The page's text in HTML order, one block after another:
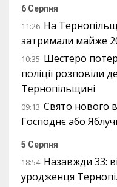
6 Серпня
11:26 На
затримали майже
10:35 Шестеро
поліції розповіли
Тернопільщині
09:13 Свято нового
Господнє або
5 Серпня
18:54 Назавжди 33:
уродженця